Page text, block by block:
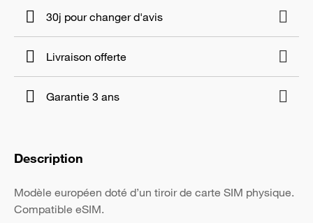
30j pour changer d'avis
Livraison offerte
Garantie 3 ans
Description
Modèle européen doté d’un tiroir de carte SIM physique.
Compatible eSIM.